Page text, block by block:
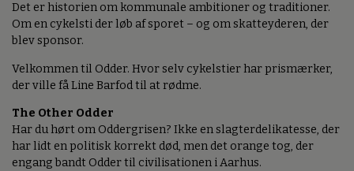
Det er historien om kommunale ambitioner og traditioner.
Om en cykelsti der løb af sporet – og om skatteyderen, der
blev sponsor.
Velkommen til Odder. Hvor selv cykelstier har prismærker,
der ville få Line Barfod til at rødme.
The Other Odder
Har du hørt om Oddergrisen? Ikke en slagterdelikatesse, der
har lidt en politisk korrekt død, men det orange tog, der
engang bandt Odder til civilisationen i Aarhus.